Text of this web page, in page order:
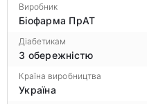
Виробник
Біофарма ПрАТ
Діабетикам
З обережністю
Країна виробництва
Україна